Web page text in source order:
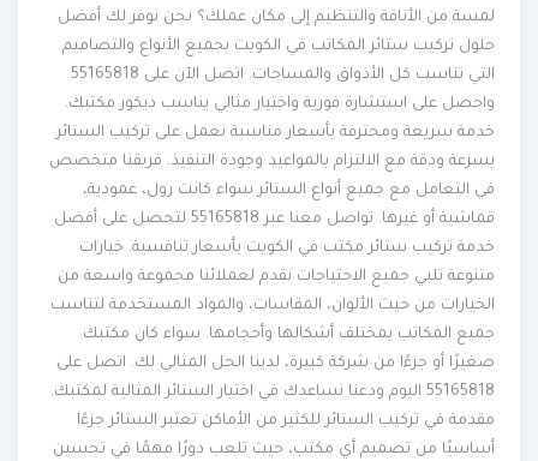
لمسة من الأناقة والتنظيم إلى مكان عملك؟ نحن نوفر لك أفضل
حلول تركيب ستائر المكاتب في الكويت بجميع الأنواع والتصاميم
التي تناسب كل الأذواق والمساحات. اتصل الآن على 55165818
واحصل على استشارة فورية واختيار مثالي يناسب ديكور مكتبك.
خدمة سريعة ومحترفة بأسعار مناسبة نعمل على تركيب الستائر
بسرعة ودقة مع الالتزام بالمواعيد وجودة التنفيذ. فريقنا متخصص
في التعامل مع جميع أنواع الستائر سواء كانت رول، عمودية،
قماشية أو غيرها. تواصل معنا عبر 55165818 لتحصل على أفضل
خدمة تركيب ستائر مكتب في الكويت بأسعار تنافسية. خيارات
متنوعة تلبي جميع الاحتياجات نقدم لعملائنا مجموعة واسعة من
الخيارات من حيث الألوان، المقاسات، والمواد المستخدمة لتناسب
جميع المكاتب بمختلف أشكالها وأحجامها. سواء كان مكتبك
صغيرًا أو جزءًا من شركة كبيرة، لدينا الحل المثالي لك. اتصل على
55165818 اليوم ودعنا نساعدك في اختيار الستائر المثالية لمكتبك.
مقدمة في تركيب الستائر للكثير من الأماكن تعتبر الستائر جزءًا
أساسيًا من تصميم أي مكتب، حيث تلعب دورًا مهمًا في تحسين